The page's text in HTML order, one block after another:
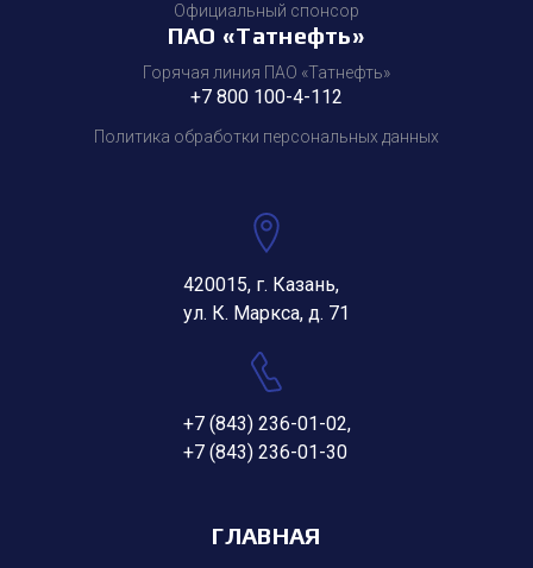
Официальный спонсор
ПАО «Татнефть»
Горячая линия ПАО «Татнефть»
+7 800 100-4-112
Политика обработки персональных данных
420015, г. Казань,
ул. К. Маркса, д. 71
+7 (843) 236-01-02,
+7 (843) 236-01-30
ГЛАВНАЯ